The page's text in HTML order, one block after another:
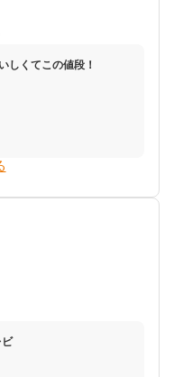
内の掃除をしたい人には
が高めでしたが、機能・
と感じませんでした。
以下の通りです。
気泡を生成し、洗剤を効
シミを効果的に取り除け
たため、ULTRA FINE
洗濯を期待しました。
かりづらいという声もあ
な掃除機は20,000円を
イソンが有名で、できれ
クなど日本メーカーの有
してました。
日に購入してしまいまし
ので、実際に使用してい
安く備品が多いので、購
機のように長い口が付
を考えてそちらにするか
しました。
しくてこの値段！
グが剝がれてきたのと、
みに焚き上げてくれる炊
メーカーの炊飯器を見
火力も強いし内釜のコー
商品にしました。